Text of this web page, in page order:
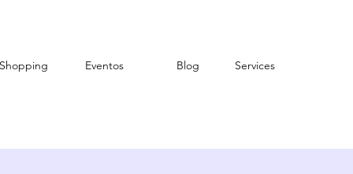
Shopping Eventos Blog Services